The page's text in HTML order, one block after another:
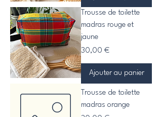
Trousse de toilette
madras rouge et
jaune
Prix
30,00 €
Ajouter au panier
Trousse de toilette
madras orange